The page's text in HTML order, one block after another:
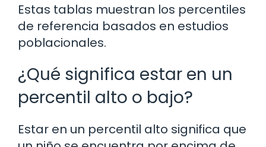
Estas tablas muestran los percentiles
de referencia basados en estudios
poblacionales.
¿Qué significa estar en un
percentil alto o bajo?
Estar en un percentil alto significa que